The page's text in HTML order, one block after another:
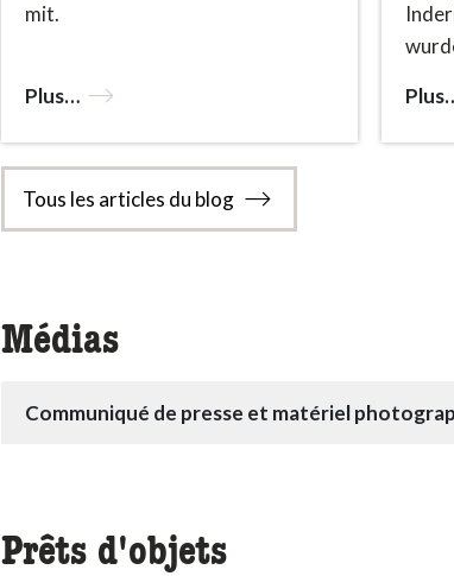
mit.
Plus…
Tous les articles du blog
Médias
Communiqué de presse et matériel
Prêts d'objets